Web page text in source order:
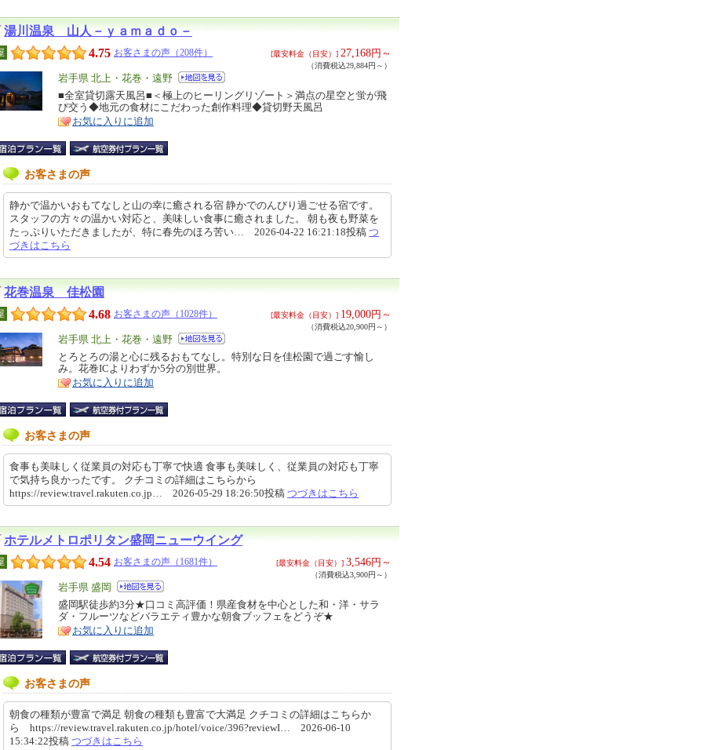
湯川温泉 山人－ｙａｍａｄｏ－
4.75 お客さまの声（208件） [最安料金（目安）] 27,168円～
（消費税込29,884円～）
エ
リ
ア
岩手県 北上・花巻・遠野
特
徴
■全室貸切露天風呂■＜極上のヒーリングリゾート＞満点の星空と蛍が飛
び交う◆地元の食材にこだわった創作料理◆貸切野天風呂
お気に入りに追加
お客さまの声
静かで温かいおもてなしと山の幸に癒される宿 静かでのんびり過ごせる宿です。
スタッフの方々の温かい対応と、美味しい食事に癒されました。 朝も夜も野菜を
たっぷりいただきましたが、特に春先のほろ苦い… 2026-04-22 16:21:18投稿 つ
づきはこちら
花巻温泉 佳松園
4.68 お客さまの声（1028件） [最安料金（目安）] 19,000円～
（消費税込20,900円～）
エ
リ
ア
岩手県 北上・花巻・遠野
特
徴
とろとろの湯と心に残るおもてなし。特別な日を佳松園で過ごす愉し
み。花巻ICよりわずか5分の別世界。
お気に入りに追加
お客さまの声
食事も美味しく従業員の対応も丁寧で快適 食事も美味しく、従業員の対応も丁寧
で気持ち良かったです。 クチコミの詳細はこちらから
https://review.travel.rakuten.co.jp… 2026-05-29 18:26:50投稿 つづきはこちら
ホテルメトロポリタン盛岡ニューウイング
4.54 お客さまの声（1681件） [最安料金（目安）] 3,546円～
（消費税込3,900円～）
エ
リ
ア
岩手県 盛岡
特
徴
盛岡駅徒歩約3分★口コミ高評価！県産食材を中心とした和・洋・サラ
ダ・フルーツなどバラエティ豊かな朝食ブッフェをどうぞ★
お気に入りに追加
お客さまの声
朝食の種類が豊富で満足 朝食の種類も豊富で大満足 クチコミの詳細はこちらか
ら https://review.travel.rakuten.co.jp/hotel/voice/396?reviewI… 2026-06-10
15:34:22投稿 つづきはこちら